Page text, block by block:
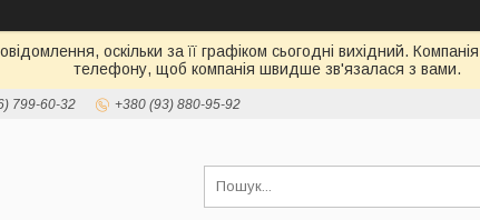
оскільки за її графіком сьогодні вихідний.
телефону, щоб компанія швидше зв'язалася з вами.
799-60-32 +380 (93) 880-95-92